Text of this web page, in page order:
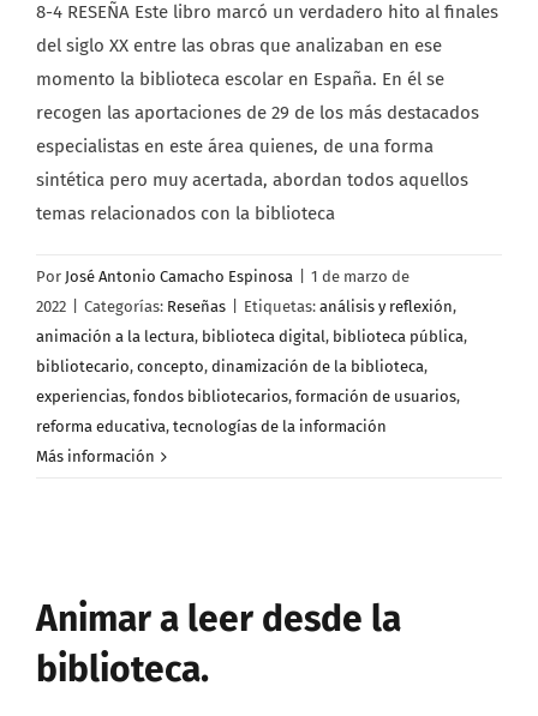
8-4 RESEÑA Este libro marcó un verdadero hito al finales
del siglo XX entre las obras que analizaban en ese
momento la biblioteca escolar en España. En él se
recogen las aportaciones de 29 de los más destacados
especialistas en este área quienes, de una forma
sintética pero muy acertada, abordan todos aquellos
temas relacionados con la biblioteca
Por José Antonio Camacho Espinosa
1 de marzo de
2022
Categorías: Reseñas Etiquetas: análisis y reflexión,
animación a la lectura, biblioteca digital, biblioteca pública,
bibliotecario, concepto, dinamización de la biblioteca,
experiencias, fondos bibliotecarios, formación de usuarios,
reforma educativa, tecnologías de la información
Más información
Animar a leer desde la
biblioteca.